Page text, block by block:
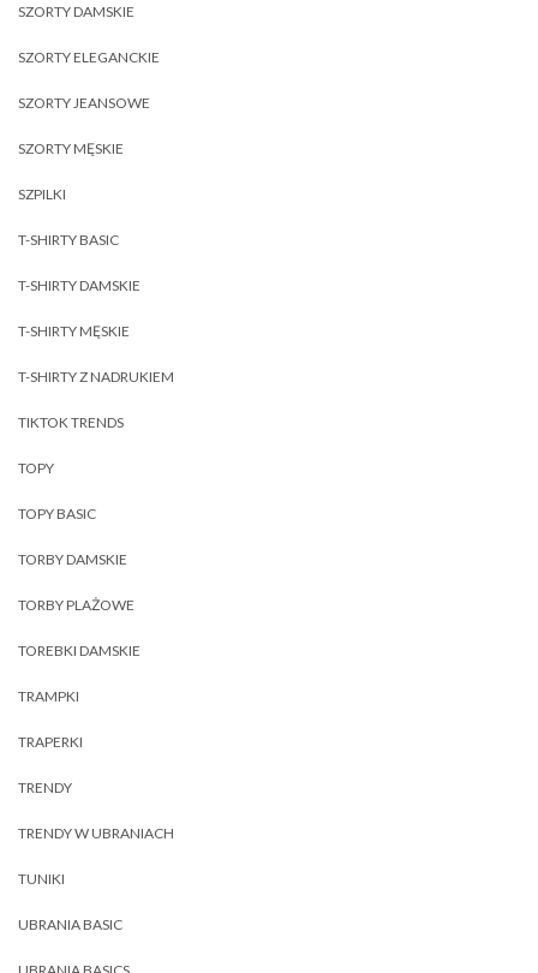
SZORTY DAMSKIE
SZORTY ELEGANCKIE
SZORTY JEANSOWE
SZORTY MĘSKIE
SZPILKI
T-SHIRTY BASIC
T-SHIRTY DAMSKIE
T-SHIRTY MĘSKIE
T-SHIRTY Z NADRUKIEM
TIKTOK TRENDS
TOPY
TOPY BASIC
TORBY DAMSKIE
TORBY PLAŻOWE
TOREBKI DAMSKIE
TRAMPKI
TRAPERKI
TRENDY
TRENDY W UBRANIACH
TUNIKI
UBRANIA BASIC